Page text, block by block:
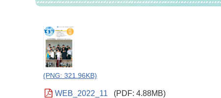
(PNG: 321.96KB)
WEB_2022_11 (PDF: 4.88MB)